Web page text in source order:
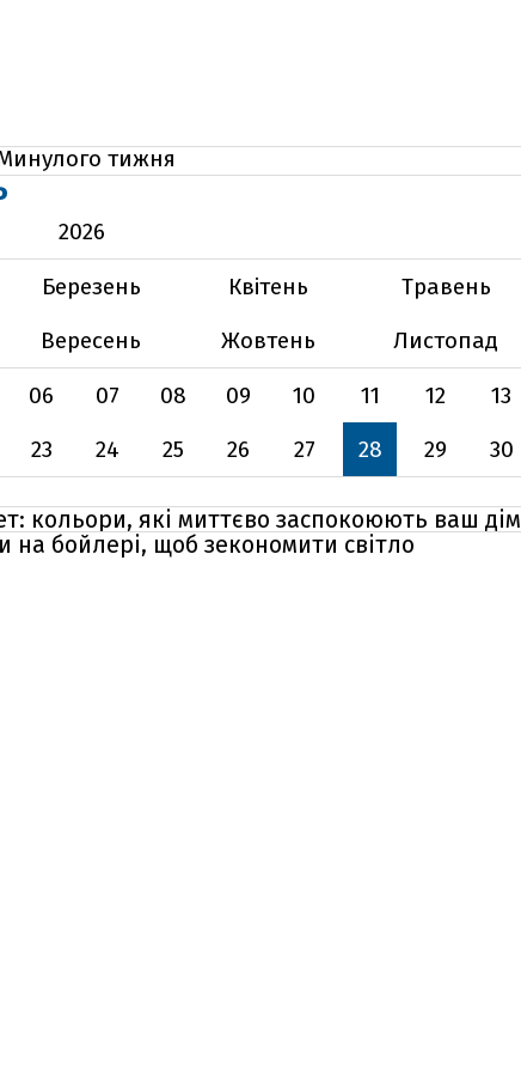
тижня
2026
Березень Квітень Травень
Вересень Жовтень Листопад
06 07 08 09 10 11 12 13
23 24 25 26 27 28 29 30
кольори, які миттєво заспокоюють ваш дім
на бойлері, щоб зекономити світло